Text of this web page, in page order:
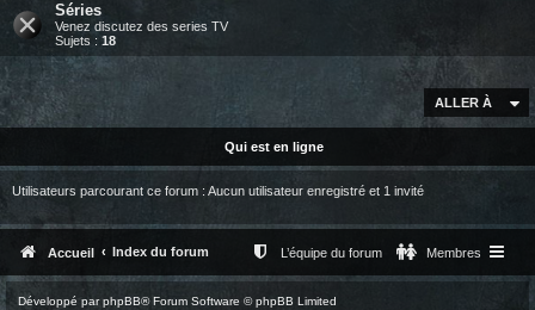
Séries
Venez discutez des series TV
Sujets : 18
ALLER À
Qui est en ligne
Utilisateurs parcourant ce forum : Aucun utilisateur enregistré et 1 invité
Accueil Index du forum Membres
L’équipe du forum
Développé parphpBB® Forum Software © phpBB Limited